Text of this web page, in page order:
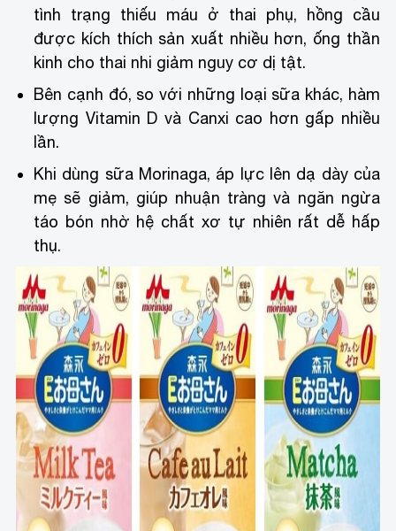
tình trạng thiếu máu ở thai phụ, hồng cầu
được kích thích sản xuất nhiều hơn, ống thần
kinh cho thai nhi giảm nguy cơ dị tật.
Bên cạnh đó, so với những loại sữa khác, hàm
lượng Vitamin D và Canxi cao hơn gấp nhiều
lần.
Khi dùng sữa Morinaga, áp lực lên dạ dày của
mẹ sẽ giảm, giúp nhuận tràng và ngăn ngừa
táo bón nhờ hệ chất xơ tự nhiên rất dễ hấp
thụ.